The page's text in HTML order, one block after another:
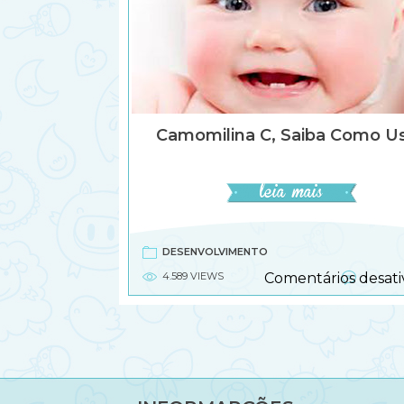
Camomilina C, Saiba Como
DESENVOLVIMENTO
4.589 VIEWS
Comentários